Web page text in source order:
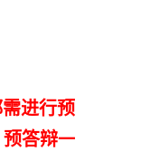
进行预
预答辩一